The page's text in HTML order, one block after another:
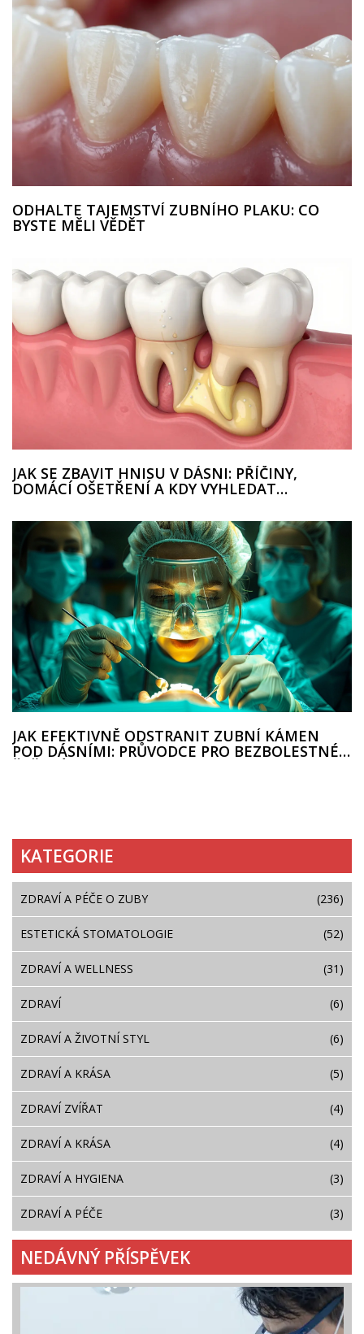
ODHALTE TAJEMSTVÍ ZUBNÍHO PLAKU: CO
BYSTE MĚLI VĚDĚT
JAK SE ZBAVIT HNISU V DÁSNI: PŘÍČINY,
DOMÁCÍ OŠETŘENÍ A KDY VYHLEDAT
JAK EFEKTIVNĚ ODSTRANIT ZUBNÍ KÁMEN
POD DÁSNÍMI: PRŮVODCE PRO BEZBOLESTNÉ
KATEGORIE
ZDRAVÍ A PÉČE O ZUBY (236)
ESTETICKÁ STOMATOLOGIE (52)
ZDRAVÍ A WELLNESS (31)
ZDRAVÍ (6)
ZDRAVÍ A ŽIVOTNÍ STYL (6)
ZDRAVÍ A KRÁSA (5)
ZDRAVÍ ZVÍŘAT (4)
ZDRAVÍ A KRÁSA (4)
ZDRAVÍ A HYGIENA (3)
ZDRAVÍ A PÉČE (3)
NEDÁVNÝ PŘÍSPĚVEK